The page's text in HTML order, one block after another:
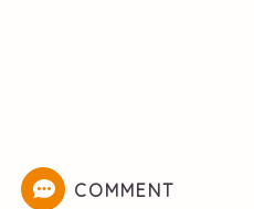
COMMENT